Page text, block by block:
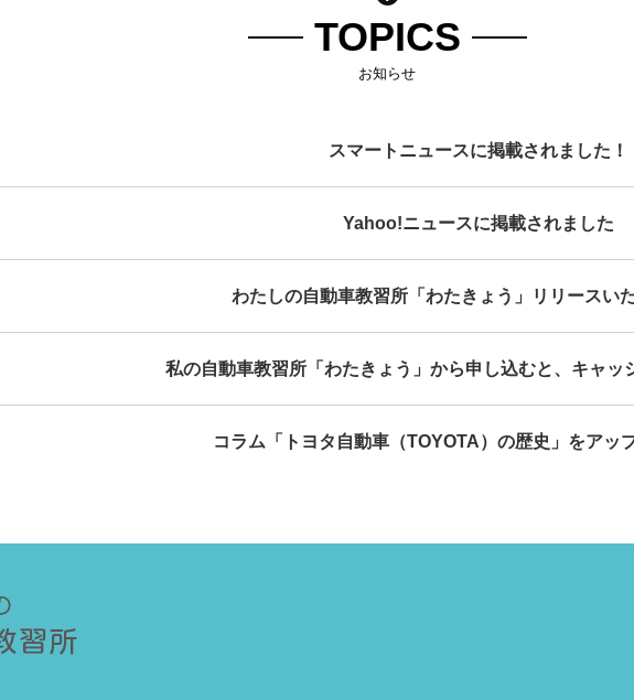
TOPICS
お知らせ
スマートニュースに掲載されました！
Yahoo!ニュースに掲載されました
わたしの自動車教習所「わたきょう」リリースい
私の自動車教習所「わたきょう」から申し込むと、キャッ
コラム「トヨタ自動車（TOYOTA）の歴史」をアッ